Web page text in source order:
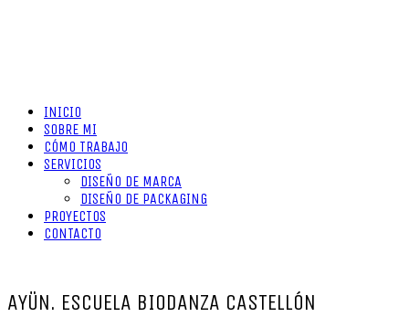
INICIO
SOBRE MI
CÓMO TRABAJO
SERVICIOS
DISEÑO DE MARCA
DISEÑO DE PACKAGING
PROYECTOS
CONTACTO
AYÜN. ESCUELA BIODANZA CASTELLÓN